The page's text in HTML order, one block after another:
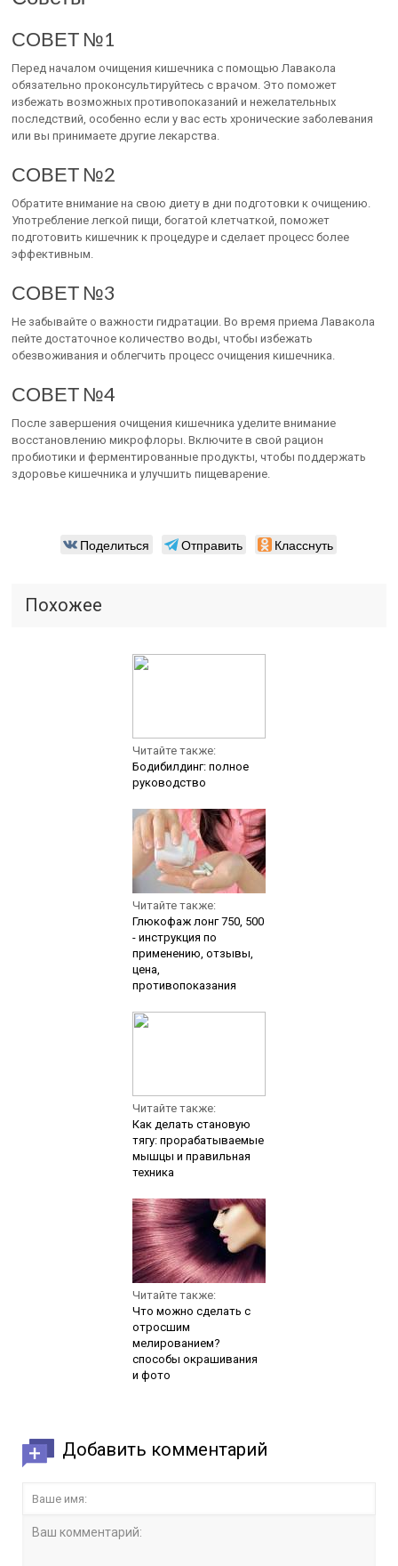
СОВЕТ №1
Перед началом очищения кишечника с помощью Лавакола
обязательно проконсультируйтесь с врачом. Это поможет
избежать возможных противопоказаний и нежелательных
последствий, особенно если у вас есть хронические заболевания
или вы принимаете другие лекарства.
СОВЕТ №2
Обратите внимание на свою диету в дни подготовки к очищению.
Употребление легкой пищи, богатой клетчаткой, поможет
подготовить кишечник к процедуре и сделает процесс более
эффективным.
СОВЕТ №3
Не забывайте о важности гидратации. Во время приема Лавакола
пейте достаточное количество воды, чтобы избежать
обезвоживания и облегчить процесс очищения кишечника.
СОВЕТ №4
После завершения очищения кишечника уделите внимание
восстановлению микрофлоры. Включите в свой рацион
пробиотики и ферментированные продукты, чтобы поддержать
здоровье кишечника и улучшить пищеварение.
Поделиться Отправить Класснуть
Похожее
Читайте также:
Бодибилдинг: полное
руководство
Читайте также:
Глюкофаж лонг 750, 500
- инструкция по
применению, отзывы,
цена,
противопоказания
Читайте также:
Как делать становую
тягу: прорабатываемые
мышцы и правильная
техника
Читайте также:
Что можно сделать с
отросшим
мелированием?
способы окрашивания
и фото
Добавить комментарий